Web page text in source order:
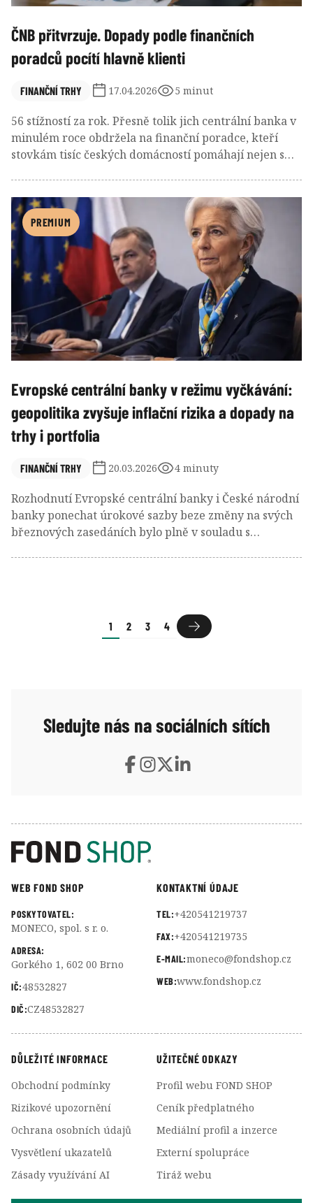
ČNB přitvrzuje. Dopady podle finančních
poradců pocítí hlavně klienti
FINANČNÍ TRHY 17.04.2026 5 minut
56 stížností za rok. Přesně tolik jich centrální banka v
minulém roce obdržela na finanční poradce, kteří
stovkám tisíc českých domácností pomáhají nejen s
poradce rozhodla tvrdě udeřit. Miliardové ztráty na
neregulovaných dluhopisech však přehlíží.
PREMIUM
Evropské centrální banky v režimu vyčkávání:
geopolitika zvyšuje inflační rizika a dopady na
trhy i portfolia
FINANČNÍ TRHY 20.03.2026 4 minuty
Rozhodnutí Evropské centrální banky i České národní
banky ponechat úrokové sazby beze změny na svých
březnových zasedáních bylo plně v souladu s
vede k citelnému růstu cen energií a představuje
klíčový faktor, který může v následujících měsících
1 2 3 4
Sledujte nás na sociálních sítích
WEB FOND SHOP
POSKYTOVATEL:
MONECO, spol. s r. o.
ADRESA:
Gorkého 1, 602 00 Brno
IČ:48532827
DIČ:CZ48532827
KONTAKTNÍ ÚDAJE
TEL:+420541219737
FAX:+420541219735
E-MAIL:moneco@fondshop.cz
WEB:www.fondshop.cz
DŮLEŽITÉ INFORMACE
Obchodní podmínky
Rizikové upozornění
Ochrana osobních údajů
Vysvětlení ukazatelů
Zásady využívání AI
UŽITEČNÉ ODKAZY
Profil webu FOND SHOP
Ceník předplatného
Mediální profil a inzerce
Externí spolupráce
Tiráž webu